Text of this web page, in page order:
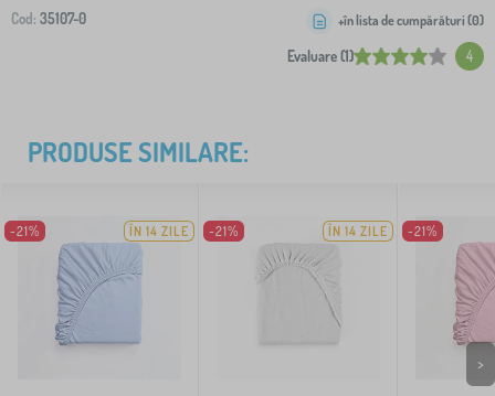
Cod: 35107-0
Evaluare (1) 4
+în lista de cumpărături (0)
PRODUSE SIMILARE:
-21% ÎN 14 ZILE -21% ÎN 14 ZILE -21%
>